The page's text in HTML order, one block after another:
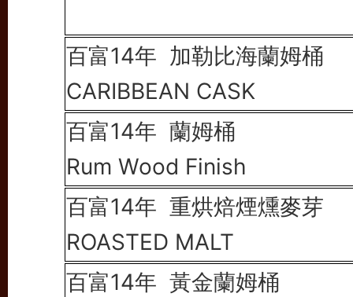
百富14年 加勒比海蘭姆桶
CARIBBEAN CASK
百富14年 蘭姆桶
Rum Wood Finish
百富14年 重烘焙煙燻麥芽
ROASTED MALT
百富14年 黃金蘭姆桶